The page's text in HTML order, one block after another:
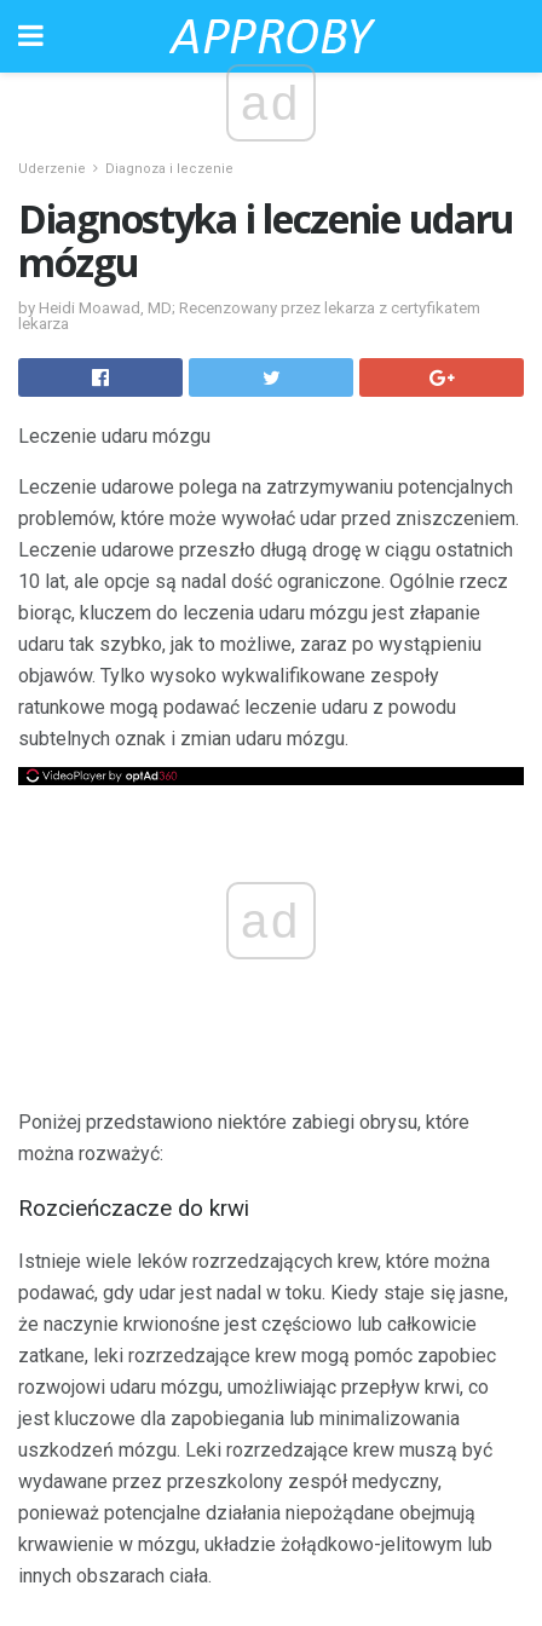
ad
Uderzenie Diagnoza i leczenie
Diagnostyka i leczenie udaru
mózgu
by Heidi Moawad, MD; Recenzowany przez lekarza z certyfikatem
lekarza
Leczenie udaru mózgu
Leczenie udarowe polega na zatrzymywaniu potencjalnych
problemów, które może wywołać udar przed zniszczeniem.
Leczenie udarowe przeszło długą drogę w ciągu ostatnich
10 lat, ale opcje są nadal dość ograniczone. Ogólnie rzecz
biorąc, kluczem do leczenia udaru mózgu jest złapanie
udaru tak szybko, jak to możliwe, zaraz po wystąpieniu
objawów. Tylko wysoko wykwalifikowane zespoły
ratunkowe mogą podawać leczenie udaru z powodu
subtelnych oznak i zmian udaru mózgu.
ad
Poniżej przedstawiono niektóre zabiegi obrysu, które
można rozważyć:
Rozcieńczacze do krwi
Istnieje wiele leków rozrzedzających krew, które można
podawać, gdy udar jest nadal w toku. Kiedy staje się jasne,
że naczynie krwionośne jest częściowo lub całkowicie
zatkane, leki rozrzedzające krew mogą pomóc zapobiec
rozwojowi udaru mózgu, umożliwiając przepływ krwi, co
jest kluczowe dla zapobiegania lub minimalizowania
uszkodzeń mózgu. Leki rozrzedzające krew muszą być
wydawane przez przeszkolony zespół medyczny,
ponieważ potencjalne działania niepożądane obejmują
krwawienie w mózgu, układzie żołądkowo-jelitowym lub
innych obszarach ciała.